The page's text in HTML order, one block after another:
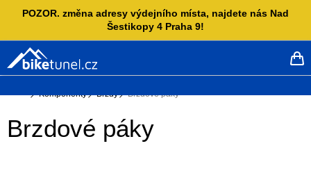
POZOR. změna adresy výdejního místa, najdete nás Nad
Šestikopy 4 Praha 9!
Domů
Komponenty Brzdy Brzdové páky
Brzdové páky